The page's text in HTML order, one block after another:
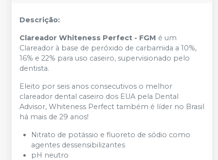
Descrição:
Clareador Whiteness Perfect - FGM é um
Clareador à base de peróxido de carbamida a 10%,
16% e 22% para uso caseiro, supervisionado pelo
dentista.
Eleito por seis anos consecutivos o melhor
clareador dental caseiro dos EUA pela Dental
Advisor, Whiteness Perfect também é líder no Brasil
há mais de 29 anos!
Nitrato de potássio e fluoreto de sódio como
agentes dessensibilizantes
pH neutro